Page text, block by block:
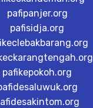
pafipanjer.org
pafisidja.org
pafikepokoh.org